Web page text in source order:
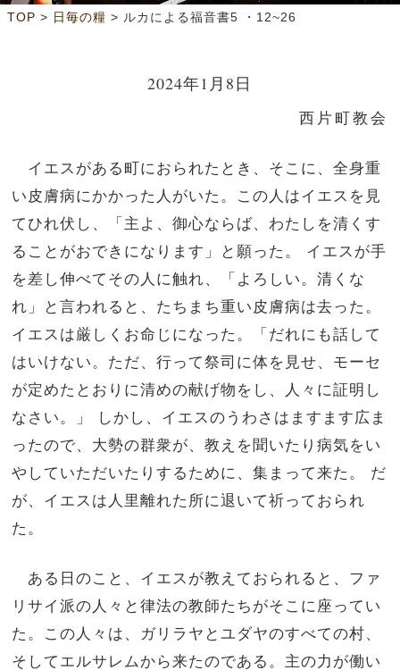
TOP > 日毎の糧 > ルカによる福音書5 ・12~26
2024年1月8日
西片町教会
イエスがある町におられたとき、そこに、全身重
い皮膚病にかかった人がいた。この人はイエスを見
てひれ伏し、「主よ、御心ならば、わたしを清くす
ることがおできになります」と願った。 イエスが手
を差し伸べてその人に触れ、「よろしい。清くな
れ」と言われると、たちまち重い皮膚病は去った。
イエスは厳しくお命じになった。「だれにも話して
はいけない。ただ、行って祭司に体を見せ、モーセ
が定めたとおりに清めの献げ物をし、人々に証明し
なさい。」 しかし、イエスのうわさはますます広ま
ったので、大勢の群衆が、教えを聞いたり病気をい
やしていただいたりするために、集まって来た。 だ
が、イエスは人里離れた所に退いて祈っておられ
た。
ある日のこと、イエスが教えておられると、ファ
リサイ派の人々と律法の教師たちがそこに座ってい
た。この人々は、ガリラヤとユダヤのすべての村、
そしてエルサレムから来たのである。主の力が働い